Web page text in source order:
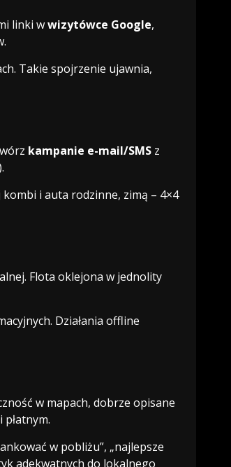
linki wwizytówce Google,
Takie spojrzenie ujawnia,
kampanie e-mail/SMS z
i auta rodzinne, zimą – 4×4
Flota oklejona w jednolity
Działania offline
w mapach, dobrze opisane
w pobliżu”, „najlepsze
adekwatnych do lokalnego